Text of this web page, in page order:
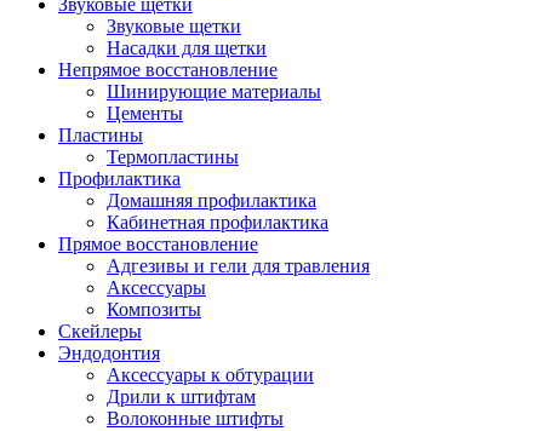
Звуковые щетки
Звуковые щетки
Насадки для щетки
Непрямое восстановление
Шинирующие материалы
Цементы
Пластины
Термопластины
Профилактика
Домашняя профилактика
Кабинетная профилактика
Прямое восстановление
Адгезивы и гели для травления
Аксессуары
Композиты
Скейлеры
Эндодонтия
Аксессуары к обтурации
Дрили к штифтам
Волоконные штифты